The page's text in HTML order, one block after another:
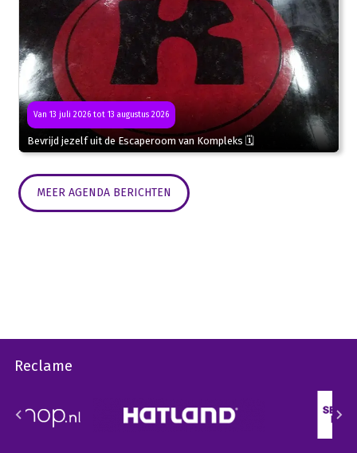
Van 13 juli 2026 tot 13 augustus 2026
Bevrijd jezelf uit de Escaperoom van Kompleks 🗓
MEER AGENDA BERICHTEN
Reclame